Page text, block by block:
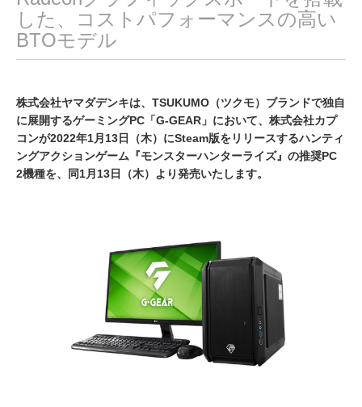
した、コストパフォーマンスの高い
BTOモデル
株式会社ヤマダデンキは、TSUKUMO（ツクモ）ブランドで独自
に展開するゲーミングPC「G-GEAR」において、株式会社カプ
コンが2022年1月13日（木）にSteam版をリリースするハンティ
ングアクションゲーム『モンスターハンターライズ』の推奨PC
2機種を、同1月13日（木）より発売いたします。